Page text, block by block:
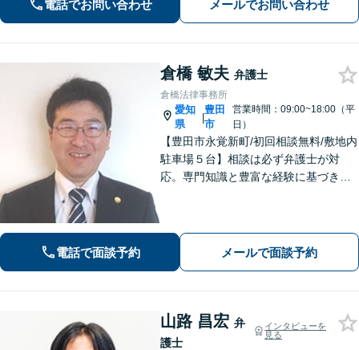
電話でお問い合わせ メールでお問い合わせ
倉橋 敏夫 弁護士
倉橋法律事務所
愛知
県
|
豊田
市
営業時間：09:00~18:00（平
日）
【豊田市永覚新町/初回相談無料/敷地内
駐車場５台】相談は必ず弁護士が対
応。専門知識と豊富な経験に基づき、
ります。明確な基準を説明します。
電話で面談予約 メールで面談予約
山路 昌宏 弁
護士
インタビューを
見る